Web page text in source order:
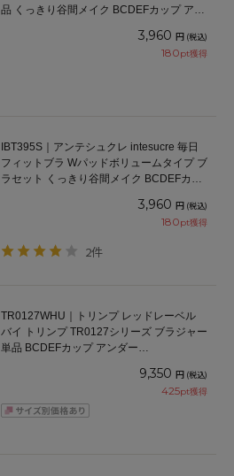
品 くっきり谷間メイク BCDEFカップ アン
3,960 円 (税込)
180pt獲得
IBT395S｜アンテシュクレ intesucre 毎日
フィットブラ Wパッドボリュームタイプ ブ
ラセット くっきり谷間メイク BCDEFカッ
3,960 円 (税込)
180pt獲得
2件
TR0127WHU｜トリンプ レッドレーベル
バイ トリンプ TR0127シリーズ ブラジャー
単品 BCDEFカップ アンダー
9,350 円 (税込)
425pt獲得